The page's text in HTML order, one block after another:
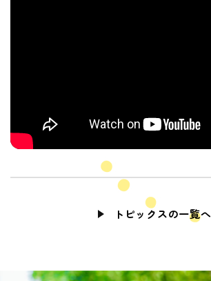
トピックスの一覧へ